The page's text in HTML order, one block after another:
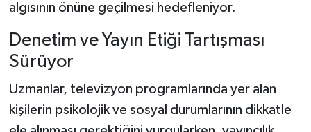
algısının önüne geçilmesi hedefleniyor.
Denetim ve Yayın Etiği Tartışması
Sürüyor
Uzmanlar, televizyon programlarında yer alan
kişilerin psikolojik ve sosyal durumlarının dikkatle